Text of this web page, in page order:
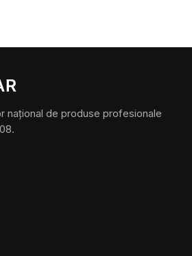
național de produse profesionale